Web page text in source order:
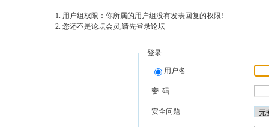
用户组权限：你所属的用户组没有发表回复的权限!
您还不是论坛会员,请先登录论坛
登录
用户名
密 码
安全问题